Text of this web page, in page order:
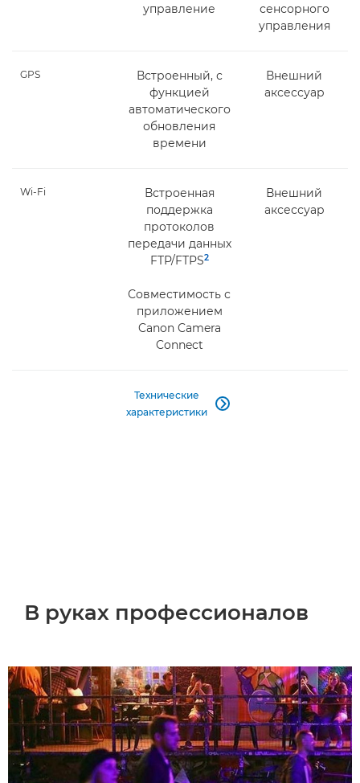
управление
сенсорного
управления
GPS
Встроенный, с
функцией
автоматического
обновления
времени
Внешний
аксессуар
Wi-Fi
Встроенная
поддержка
протоколов
передачи данных
FTP/FTPS2
Совместимость с
приложением
Canon Camera
Connect
Внешний
аксессуар
Технические
характеристики

В руках профессионалов